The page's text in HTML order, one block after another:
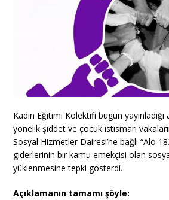
Kadın Eğitimi Kolektifi bugün yayınladığı
yönelik şiddet ve çocuk istismarı
Sosyal Hizmetler Dairesi’ne bağlı “Alo
giderlerinin bir kamu emekçisi olan
yüklenmesine tepki gösterdi.
Açıklamanın tamamı şöyle: